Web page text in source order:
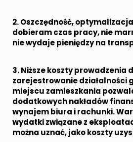
2. Oszczędność,
dobieram czas pracy, nie
nie wydaje pieniędzy na
3. Niższe koszty prowadzenia
zarejestrowanie działalności
miejscu zamieszkania
dodatkowych nakładów
wynajem biura i rachunki.
wydatki związane z
można uznać, jako koszty